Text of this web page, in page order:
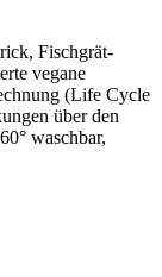
Fischgrät-
vegane
(Life Cycle
über den
waschbar,